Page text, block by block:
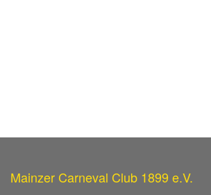
Mainzer Carneval Club 1899 e.V.